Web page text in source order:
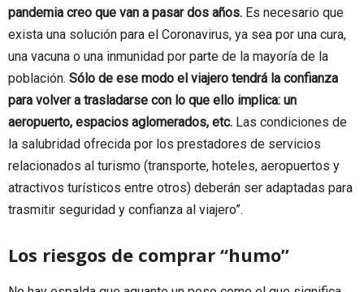
pandemia creo que van a pasar dos años. Es necesario que
exista una solución para el Coronavirus, ya sea por una cura,
una vacuna o una inmunidad por parte de la mayoría de la
población. Sólo de ese modo el viajero tendrá la confianza
para volver a trasladarse con lo que ello implica: un
aeropuerto, espacios aglomerados, etc. Las condiciones de
la salubridad ofrecida por los prestadores de servicios
relacionados al turismo (transporte, hoteles, aeropuertos y
atractivos turísticos entre otros) deberán ser adaptadas para
trasmitir seguridad y confianza al viajero”.
Los riesgos de comprar “humo”